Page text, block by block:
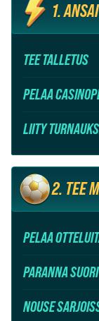
1.
TEE TALLETUS
PELAA
LIITY
2. TEE
PELAA
PARANNA
NOUSE